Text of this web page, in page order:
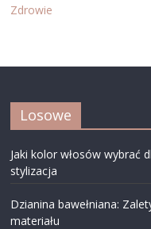
Zdrowie
Losowe
Jaki kolor włosów wybrać
stylizacja
Dzianina bawełniana:
materiału